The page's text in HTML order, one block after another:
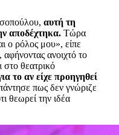
αυτή τη
αποδέχτηκα. Τώρα
ο ρόλος μου», είπε
ανοιχτό το
στο θεατρικό
το αν είχε προηγηθεί
πως δεν γνώριζε
θεωρεί την ιδέα